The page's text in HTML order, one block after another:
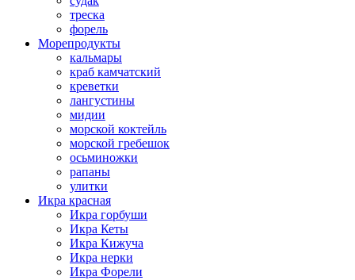
треска
форель
Морепродукты
кальмары
краб камчатский
креветки
лангустины
мидии
морской коктейль
морской гребешок
осьминожки
рапаны
улитки
Икра красная
Икра горбуши
Икра Кеты
Икра Кижуча
Икра нерки
Икра Форели